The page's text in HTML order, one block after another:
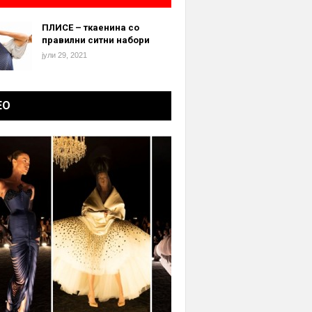
ПЛИСЕ – ткаенина со
правилни ситни набори
јули 29, 2021